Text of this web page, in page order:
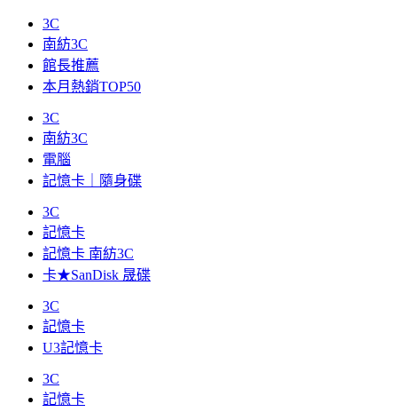
3C
南紡3C
館長推薦
本月熱銷TOP50
3C
南紡3C
電腦
記憶卡｜隨身碟
3C
記憶卡
記憶卡 南紡3C
卡★SanDisk 晟碟
3C
記憶卡
U3記憶卡
3C
記憶卡